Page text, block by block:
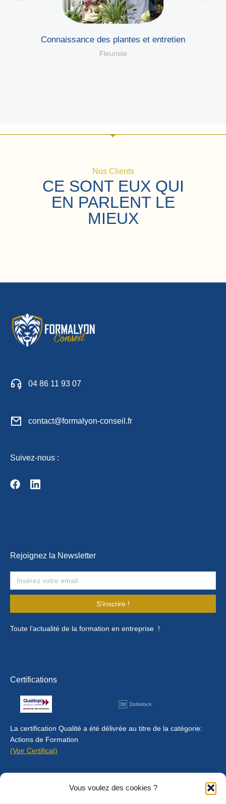
Vous voulez des cookies ?
Connaissance des plantes et entretien
Fleuriste
Nos Clients
CE SONT EUX QUI
EN PARLENT LE
MIEUX
04 86 11 93 07
contact@formalyon-conseil.fr
Suivez-nous :
Rejoignez la Newsletter
S'inscrire !
Toute l’actualité de la formation en entreprise !
Certifications
La certification Qualité a été délivrée au titre de la catégorie:
Actions de Formation
(Voir Certificat)